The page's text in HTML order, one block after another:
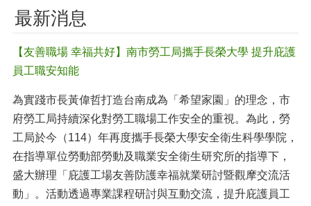
最新消息
【友善職場 幸福共好】南市勞工局攜手長榮大學 提升庇護
員工職安知能
為實踐市長黃偉哲打造台南成為「希望家園」的理念，市
府勞工局持續深化對勞工職場工作安全的重視。為此，勞
工局於今（114）年再度攜手長榮大學安全衛生科學學院，
在指導單位勞動部勞動及職業安全衛生研究所的指導下，
盛大辦理「庇護工場友善防護幸福就業研討暨觀摩交流活
動」。活動透過專業課程研討與互動交流，提升庇護員工